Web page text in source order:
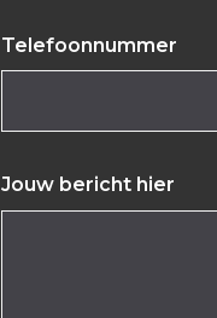
Telefoonnummer
Jouw bericht hier